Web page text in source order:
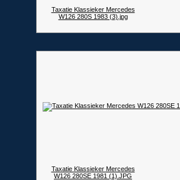
Taxatie Klassieker Mercedes
W126 280S 1983 (3).jpg
Taxatie Klassieker Mercedes
W126 280SE 1981 (1).JPG